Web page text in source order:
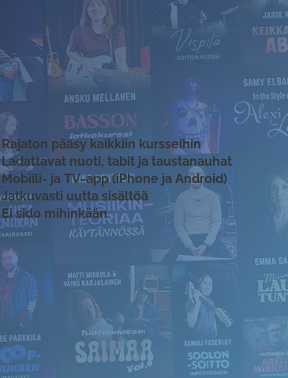
Rajaton pääsy kaikkiin kursseihin
Ladattavat nuoti, tabit ja taustanauhat
Mobiili- ja TV-app (iPhone ja Android)
Jatkuvasti uutta sisältöä
Ei sido mihinkään